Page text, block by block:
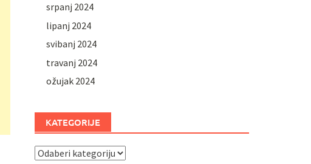
srpanj 2024
lipanj 2024
svibanj 2024
travanj 2024
ožujak 2024
KATEGORIJE
Kategorije